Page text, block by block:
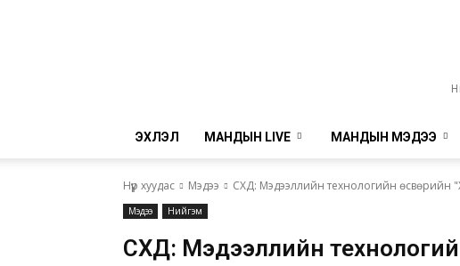
ЭХЛЭЛ МАНДЫН LIVE МАНДЫН МЭДЭЭ
Нүүр хуудас Мэдээ СХД: Мэдээллийн технологийн өсвөрийн
Мэдээ Нийгэм
СХД: Мэдээллийн технологийн